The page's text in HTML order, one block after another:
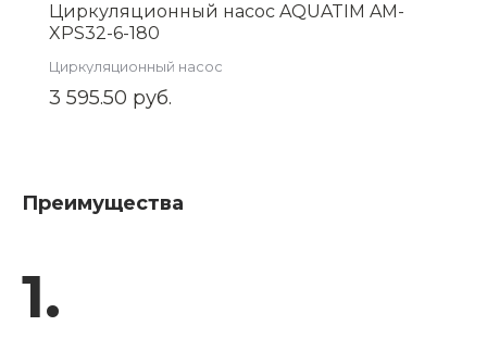
Циркуляционный насос AQUATIM AM-
XPS32-6-180
Циркуляционный насос
3 595.50 руб.
Преимущества
1.